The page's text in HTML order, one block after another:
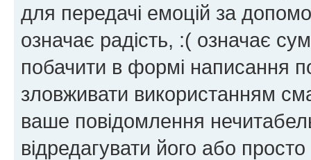
для передачі емоцій за
означає радість, :( означає
побачити в формі написання
зловживати використанням
ваше повідомлення
відредагувати його або